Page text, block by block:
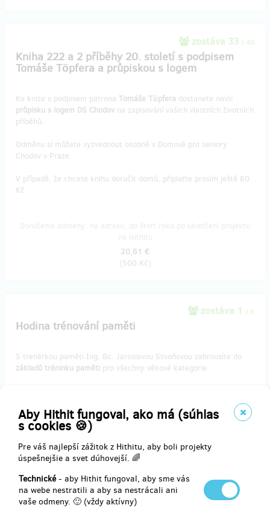
Aby Hithit fungoval, ako má (súhlas
s cookies 🍪)
Pre váš najlepší zážitok z Hithitu, aby boli projekty
úspešnejšie a svet dúhovejší. 🌈
Technické- aby Hithit fungoval, aby sme vás
na webe nestratili a aby sa nestrácali ani
vaše odmeny. 🙂 (vždy aktívny)
zostáva 33 z 40
Kniha 222 a 2 příběhy 20. století s podpisem
Tomáše Töpfera a průpiskou s logem
Ke knize s podpisem patrona Tomáše Töpfera dostanete navíc
průpisku s logem DS Chodov na zapisování vašich vlastních životních
příběhů.
Odměnu si můžete vyzvednout osobně v Domově pro seniory
Chodov v Praze.
V případě, že chcete knihu doručit domů, připlaťte prosím ještě 80
Kč.
20,61 €
(500 Kč)
zostáva 1 z 5
Hodina trénování paměti
S trenérkou paměti Ing. Bc. Jaroslavou Slivoňovou zabrousíte do
základů tréninku paměti pro všechny věkové kategorie.
20,61 €
(500 Kč